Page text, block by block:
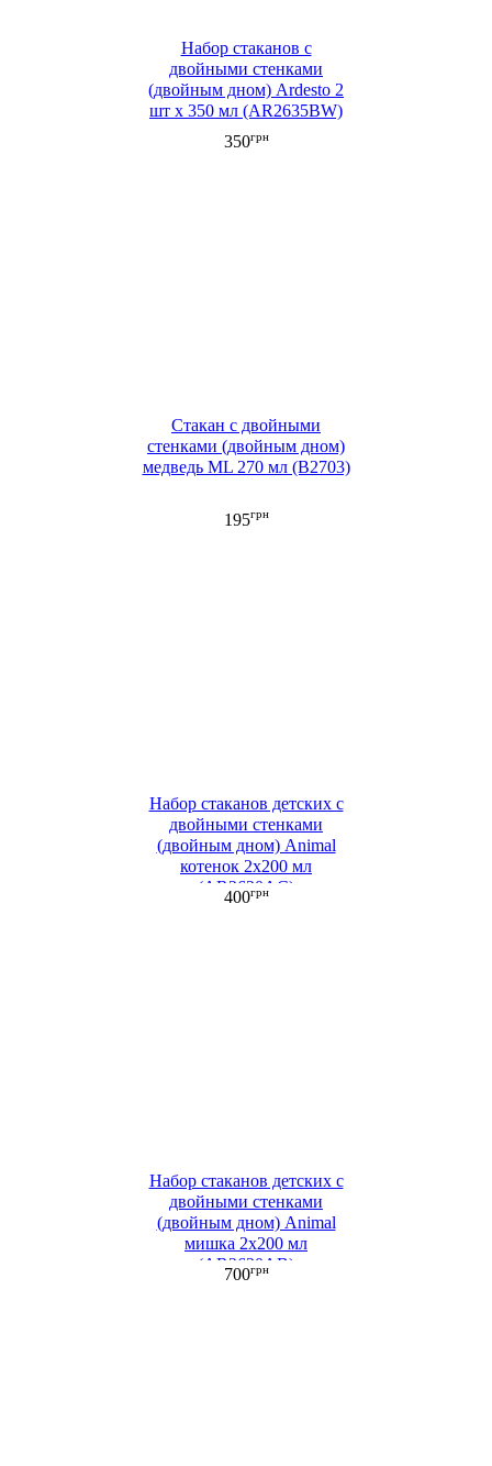
Набор стаканов с
двойными стенками
(двойным дном) Ardesto 2
шт х 350 мл (AR2635BW)
350грн
Стакан c двойными
стенками (двойным дном)
медведь ML 270 мл (B2703)
195грн
Набор стаканов детских c
двойными стенками
(двойным дном) Animal
котенок 2х200 мл
(AR2620AC)
400грн
Набор стаканов детских c
двойными стенками
(двойным дном) Animal
мишка 2х200 мл
(AR2630AB)
700грн